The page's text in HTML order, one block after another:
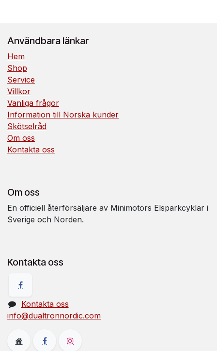
Användbara länkar
Hem
Shop
Service
Villkor
Vanliga frågor
Information till Norska kunder
Skötselråd
Om oss
Kontakta oss
Om oss
En officiell återförsäljare av Minimotors Elsparkcyklar i
Sverige och Norden.
Kontakta oss
Kontakta oss
info@dualtronnordic.com